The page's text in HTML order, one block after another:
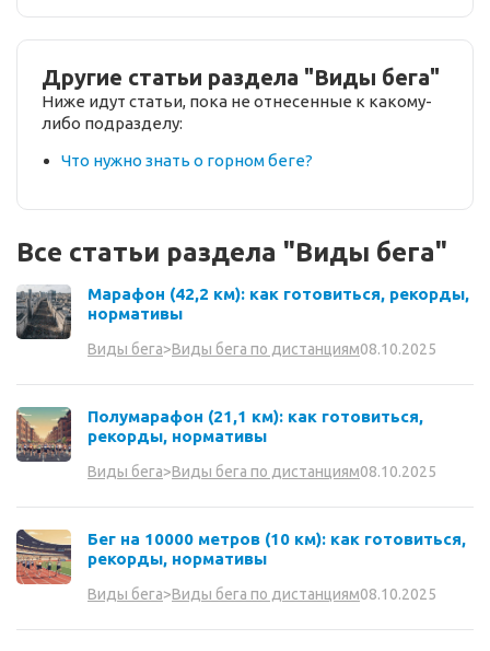
Другие статьи раздела "Виды бега"
Ниже идут статьи, пока не отнесенные к какому-
либо подразделу:
Что нужно знать о горном беге?
Все статьи раздела "Виды бега"
Марафон (42,2 км): как готовиться, рекорды,
нормативы
Виды бега>Виды бега по дистанциям08.10.2025
Полумарафон (21,1 км): как готовиться,
рекорды, нормативы
Виды бега>Виды бега по дистанциям08.10.2025
Бег на 10000 метров (10 км): как готовиться,
рекорды, нормативы
Виды бега>Виды бега по дистанциям08.10.2025